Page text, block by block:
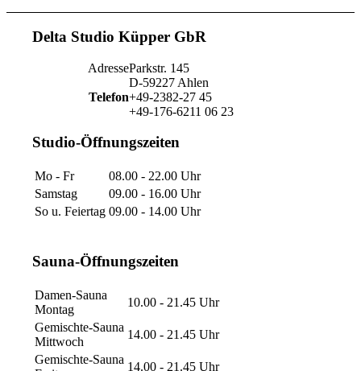
Delta Studio Küpper GbR
AdresseParkstr. 145
D-59227 Ahlen
Telefon+49-2382-27 45
+49-176-6211 06 23
Studio-Öffnungszeiten
Mo - Fr
08.00 - 22.00 Uhr
Samstag
09.00 - 16.00 Uhr
So u. Feiertag 09.00 - 14.00 Uhr
Sauna-Öffnungszeiten
Damen-Sauna
Montag
10.00 - 21.45 Uhr
Gemischte-Sauna
Mittwoch
14.00 - 21.45 Uhr
Gemischte-Sauna
14.00 - 21.45 Uhr